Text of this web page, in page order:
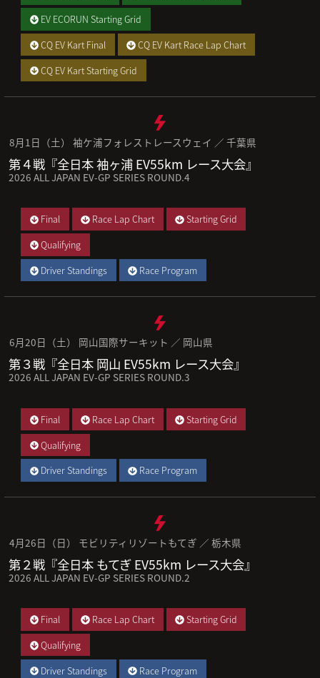
EV ECORUN Starting Grid
CQ EV Kart Final
CQ EV Kart Race Lap Chart
CQ EV Kart Starting Grid
8月1日（土） 袖ケ浦フォレストレースウェイ ／ 千葉県
第４戦『全日本 袖ヶ浦 EV55km レース大会』
2026 ALL JAPAN EV-GP SERIES ROUND.4
Final Race Lap Chart
Starting Grid
Qualifying
Driver Standings
Race Program
6月20日（土） 岡山国際サーキット ／ 岡山県
第３戦『全日本 岡山 EV55km レース大会』
2026 ALL JAPAN EV-GP SERIES ROUND.3
Final Race Lap Chart
Starting Grid
Qualifying
Driver Standings
Race Program
4月26日（日） モビリティリゾートもてぎ ／ 栃木県
第２戦『全日本 もてぎ EV55km レース大会』
2026 ALL JAPAN EV-GP SERIES ROUND.2
Final Race Lap Chart
Starting Grid
Qualifying
Driver Standings
Race Program